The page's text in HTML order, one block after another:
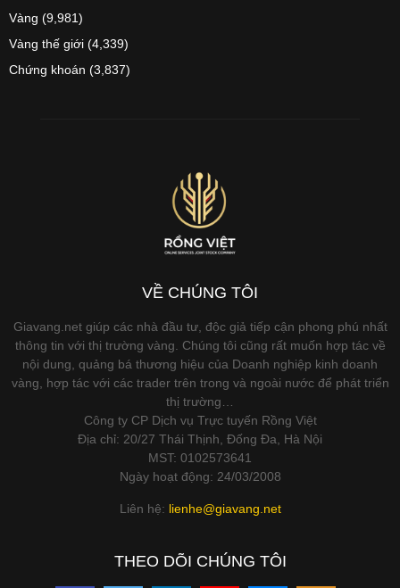
Vàng (9,981)
Vàng thế giới (4,339)
Chứng khoán (3,837)
VỀ CHÚNG TÔI
Giavang.net giúp các nhà đầu tư, độc giả tiếp cận phong phú nhất
thông tin với thị trường vàng. Chúng tôi cũng rất muốn hợp tác về
nội dung, quảng bá thương hiệu của Doanh nghiệp kinh doanh
vàng, hợp tác với các trader trên trong và ngoài nước để phát triển
thị trường…
Công ty CP Dịch vụ Trực tuyến Rồng Việt
Địa chỉ: 20/27 Thái Thịnh, Đống Đa, Hà Nội
MST: 0102573641
Ngày hoạt động: 24/03/2008
Liên hệ: lienhe@giavang.net
THEO DÕI CHÚNG TÔI